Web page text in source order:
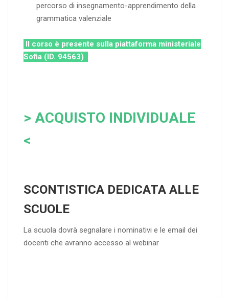
percorso di insegnamento-apprendimento della
grammatica valenziale
Il corso è presente sulla piattaforma ministeriale
Sofia (ID. 94563)
> ACQUISTO INDIVIDUALE
<
SCONTISTICA DEDICATA ALLE
SCUOLE
La scuola dovrà segnalare i nominativi e le email dei
docenti che avranno accesso al webinar